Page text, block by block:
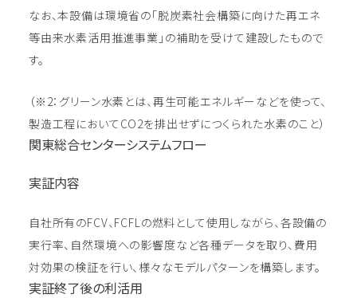
なお、本設備は環境省の「脱炭素社会構築に向けた再エネ
等由来水素活用推進事業」の補助を受けて建設したもので
す。
（※2：グリーン水素とは、再生可能エネルギーなどを使って、
製造工程においてCO2を排出せずにつくられた水素のこと）
関東総合センターシステムフロー
実証内容
自社所有のFCV、FCFLの燃料として使用しながら、各設備の
実行率、自然環境への影響度など各種データを取り、費用
対効果の検証を行い、様々なモデルパターンを構築します。
実証終了後の利活用